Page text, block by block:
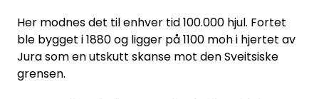
Her modnes det til enhver tid 100.000 hjul. Fortet
ble bygget i 1880 og ligger på 1100 moh i hjertet av
Jura som en utskutt skanse mot den Sveitsiske
grensen.